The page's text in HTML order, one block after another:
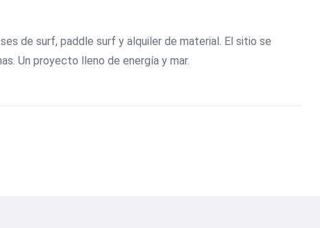
de surf, paddle surf y alquiler de material. El sitio se
Un proyecto lleno de energía y mar.